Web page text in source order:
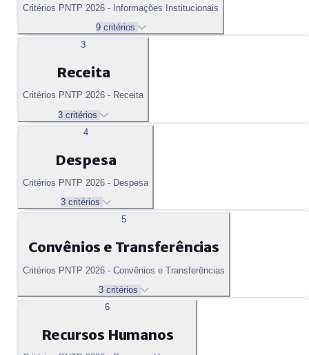
Critérios PNTP 2026 - Informações Institucionais
9 critérios
3
Receita
Critérios PNTP 2026 - Receita
3 critérios
4
Despesa
Critérios PNTP 2026 - Despesa
3 critérios
5
Convênios e Transferências
Critérios PNTP 2026 - Convênios e Transferências
3 critérios
6
Recursos Humanos